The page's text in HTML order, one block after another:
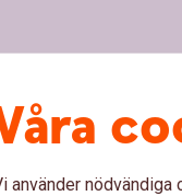
använder